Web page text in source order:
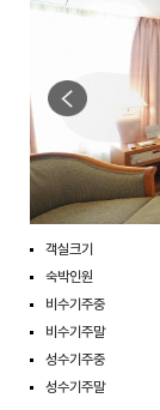
객실크기
숙박인원
비수기주중
비수기주말
성수기주중
성수기주말